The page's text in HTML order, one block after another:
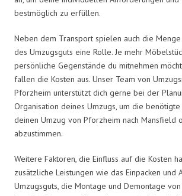
bestmöglich zu erfüllen.
Neben dem Transport spielen auch die
des Umzugsguts eine Rolle. Je mehr
persönliche Gegenstände du mitnehmen
fallen die Kosten aus. Unser Team von
Pforzheim unterstützt dich gerne bei der
Organisation deines Umzugs, um die
deinen Umzug von Pforzheim nach Mansfield
abzustimmen.
Weitere Faktoren, die Einfluss auf die Kosten
zusätzliche Leistungen wie das Einpacken und
Umzugsguts, die Montage und Demontage